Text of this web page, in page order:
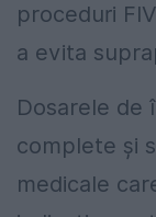
proceduri
a evita
Dosarele de
complete și
medicale